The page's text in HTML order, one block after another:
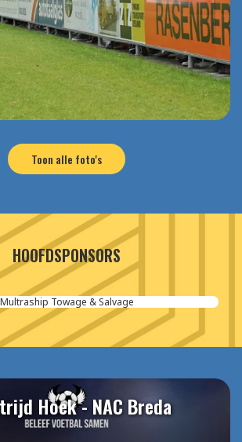
Toon alle foto's
HOOFDSPONSORS
Multraship Towage & Salvage
Hoek - NAC Breda